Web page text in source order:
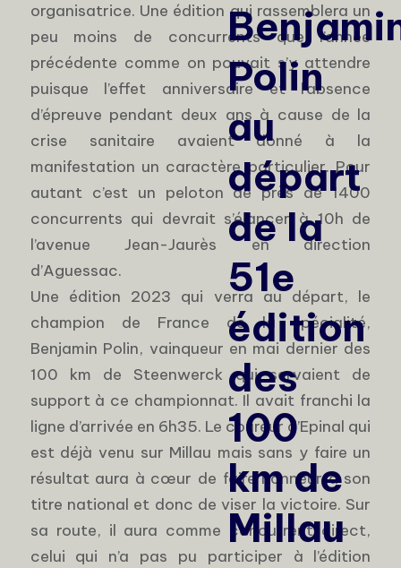
Polin
au
départ
de la
51e
édition
des
100
km de
Millau
organisatrice. Une édition qui rassemblera un
peu moins de concurrents que l’année
précédente comme on pouvait s’y attendre
puisque l’effet anniversaire et l’absence
d’épreuve pendant deux ans à cause de la
crise sanitaire avaient donné à la
manifestation un caractère particulier. Pour
autant c’est un peloton de près de 1400
concurrents qui devrait s’élancer à 10h de
l’avenue Jean-Jaurès en direction
d’Aguessac.
Une édition 2023 qui verra au départ, le
champion de France de la spécialité,
Benjamin Polin, vainqueur en mai dernier des
100 km de Steenwerck qui servaient de
support à ce championnat. Il avait franchi la
ligne d’arrivée en 6h35. Le coureur d’Epinal qui
est déjà venu sur Millau mais sans y faire un
résultat aura à cœur de faire honneur à son
titre national et donc de viser la victoire. Sur
sa route, il aura comme concurrent direct,
celui qui n’a pas pu participer à l’édition